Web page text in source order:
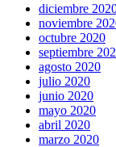
diciembre
noviembre
octubre 2020
septiembre
agosto 2020
julio 2020
junio 2020
mayo 2020
abril 2020
marzo 2020